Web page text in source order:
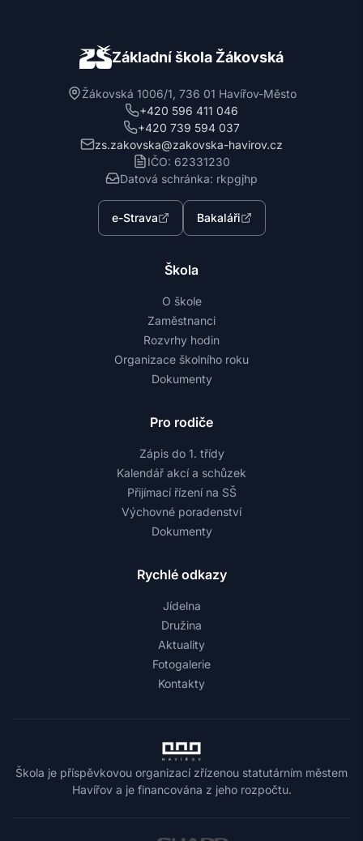
Základní škola Žákovská
Žákovská 1006/1, 736 01 Havířov-Město
+420 596 411 046
+420 739 594 037
zs.zakovska@zakovska-havirov.cz
IČO: 62331230
Datová schránka: rkpgjhp
e-Strava Bakaláři
Škola
O škole
Zaměstnanci
Rozvrhy hodin
Organizace školního roku
Dokumenty
Pro rodiče
Zápis do 1. třídy
Kalendář akcí a schůzek
Přijímací řízení na SŠ
Výchovné poradenství
Dokumenty
Rychlé odkazy
Jídelna
Družina
Aktuality
Fotogalerie
Kontakty
Škola je příspěvkovou organizací zřízenou statutárním městem
Havířov a je financována z jeho rozpočtu.